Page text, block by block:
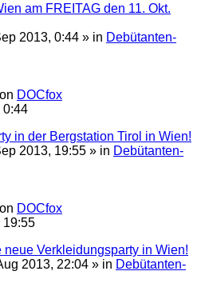
am FREITAG den 11. Okt.
2013, 0:44 » in Debütanten-
DOCfox
0:44
in der Bergstation Tirol in Wien!
2013, 19:55 » in Debütanten-
DOCfox
19:55
Verkleidungsparty in Wien!
2013, 22:04 » in Debütanten-